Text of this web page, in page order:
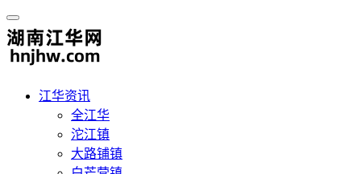
江华资讯
全江华
沱江镇
大路铺镇